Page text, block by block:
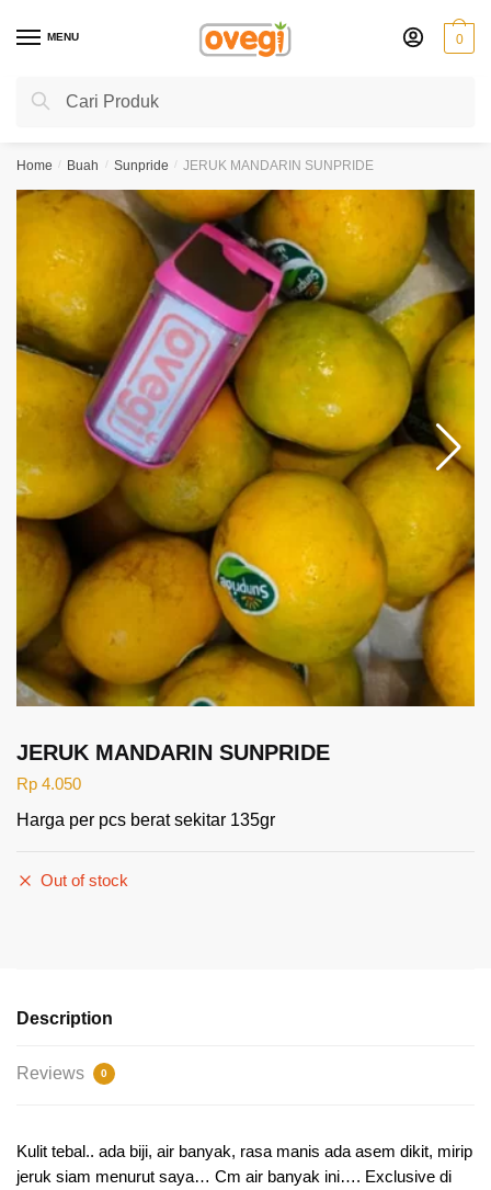
MENU
Search
Search
0
Home / Buah / Sunpride / JERUK MANDARIN SUNPRIDE
JERUK MANDARIN SUNPRIDE
Rp 4.050
Harga per pcs berat sekitar 135gr
Out of stock
Description
Reviews 0
Kulit tebal.. ada biji, air banyak, rasa manis ada asem dikit, mirip
jeruk siam menurut saya… Cm air banyak ini…. Exclusive di